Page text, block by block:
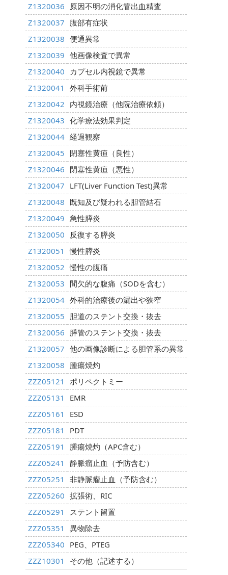
Z1320036 原因不明の消化管出血精査
Z1320037 腹部有症状
Z1320038 便通異常
Z1320039 他画像検査で異常
Z1320040
カプセル内視鏡で異常
Z1320041
外科手術前
Z1320042 内視鏡治療（他院治療依頼）
Z1320043 化学療法効果判定
Z1320044 経過観察
Z1320045 閉塞性黄疸（良性）
Z1320046 閉塞性黄疸（悪性）
Z1320047 LFT(Liver Function Test)異常
Z1320048 既知及び疑われる胆管結石
Z1320049 急性膵炎
Z1320050 反復する膵炎
Z1320051
慢性膵炎
Z1320052 慢性の腹痛
Z1320053 間欠的な腹痛（SODを含む）
Z1320054 外科的治療後の漏出や狭窄
Z1320055 胆道のステント交換・抜去
Z1320056 膵管のステント交換・抜去
Z1320057 他の画像診断による胆管系の異常
Z1320058 腫瘍焼灼
ZZZ05121
ポリペクトミー
ZZZ05131
EMR
ZZZ05161
ESD
ZZZ05181
PDT
ZZZ05191
腫瘍焼灼（APC含む）
ZZZ05241
静脈瘤止血（予防含む）
ZZZ05251
非静脈瘤止血（予防含む）
ZZZ05260 拡張術、RIC
ZZZ05291
ステント留置
ZZZ05351
異物除去
ZZZ05340 PEG、PTEG
ZZZ10301
その他（記述する）